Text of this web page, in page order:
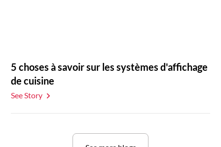
5 choses à savoir sur les systèmes d'affichage
de cuisine
See Story